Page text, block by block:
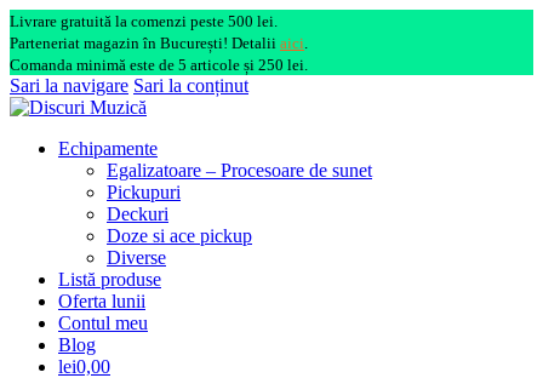
Livrare gratuită la comenzi peste 500 lei.
Parteneriat magazin în București! Detalii aici.
Comanda minimă este de 5 articole și 250 lei.
Sari la navigare Sari la conținut
Echipamente
Egalizatoare – Procesoare de sunet
Pickupuri
Deckuri
Doze si ace pickup
Diverse
Listă produse
Oferta lunii
Contul meu
Blog
lei0,00